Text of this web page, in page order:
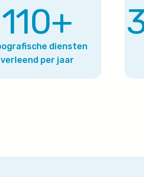
110+
diensten
verleend per jaar